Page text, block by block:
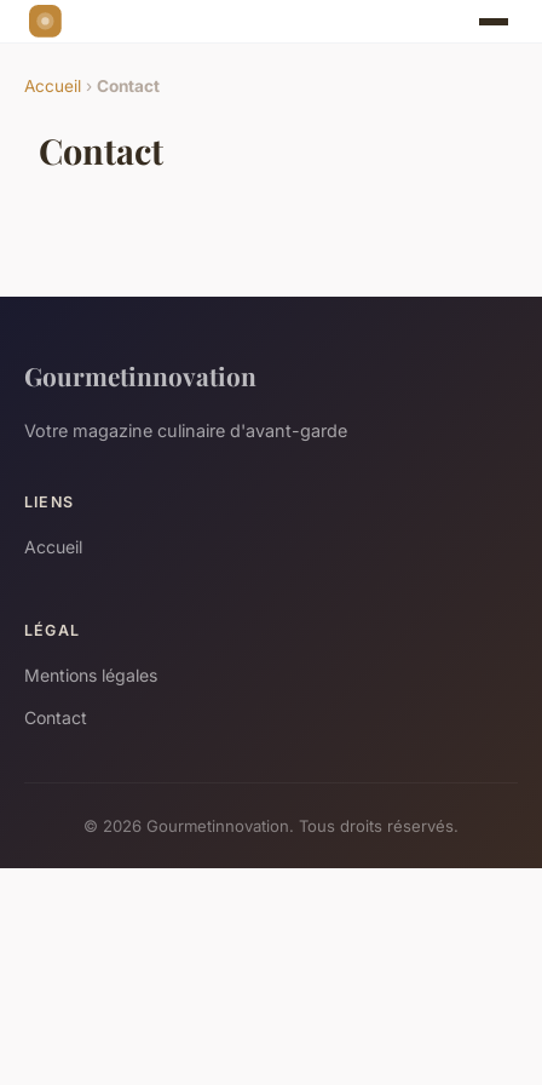
Accueil › Contact
Contact
Gourmetinnovation
Votre magazine culinaire d'avant-garde
LIENS
Accueil
LÉGAL
Mentions légales
Contact
© 2026 Gourmetinnovation. Tous droits réservés.